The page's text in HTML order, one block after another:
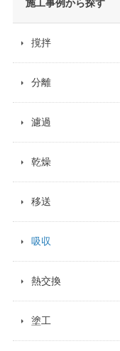
施工事例から探す
撹拌
分離
濾過
乾燥
移送
吸収
熱交換
塗工